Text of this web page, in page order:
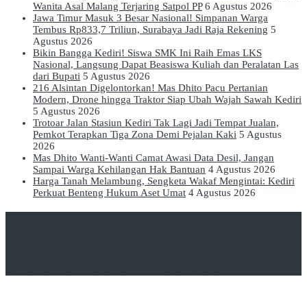
Wanita Asal Malang Terjaring Satpol PP 6 Agustus 2026
Jawa Timur Masuk 3 Besar Nasional! Simpanan Warga
Tembus Rp833,7 Triliun, Surabaya Jadi Raja Rekening 5
Agustus 2026
Bikin Bangga Kediri! Siswa SMK Ini Raih Emas LKS
Nasional, Langsung Dapat Beasiswa Kuliah dan Peralatan Las
dari Bupati 5 Agustus 2026
216 Alsintan Digelontorkan! Mas Dhito Pacu Pertanian
Modern, Drone hingga Traktor Siap Ubah Wajah Sawah Kediri
5 Agustus 2026
Trotoar Jalan Stasiun Kediri Tak Lagi Jadi Tempat Jualan,
Pemkot Terapkan Tiga Zona Demi Pejalan Kaki 5 Agustus
2026
Mas Dhito Wanti-Wanti Camat Awasi Data Desil, Jangan
Sampai Warga Kehilangan Hak Bantuan 4 Agustus 2026
Harga Tanah Melambung, Sengketa Wakaf Mengintai: Kediri
Perkuat Benteng Hukum Aset Umat 4 Agustus 2026